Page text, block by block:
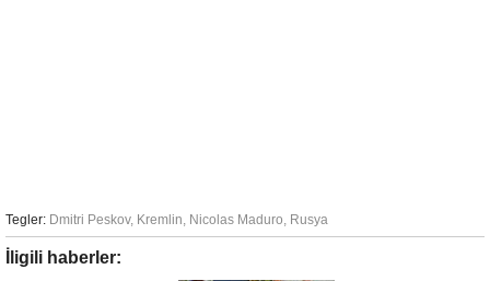
Tegler: Dmitri Peskov, Kremlin, Nicolas Maduro, Rusya
İligili haberler: